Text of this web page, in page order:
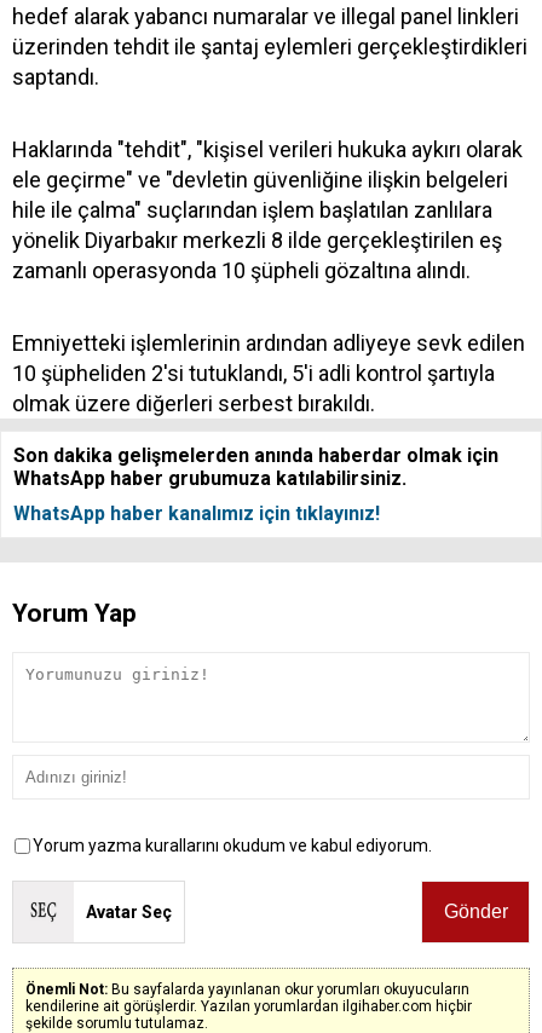
hedef alarak yabancı numaralar ve illegal panel linkleri
üzerinden tehdit ile şantaj eylemleri gerçekleştirdikleri
saptandı.
Haklarında "tehdit", "kişisel verileri hukuka aykırı olarak
ele geçirme" ve "devletin güvenliğine ilişkin belgeleri
hile ile çalma" suçlarından işlem başlatılan zanlılara
yönelik Diyarbakır merkezli 8 ilde gerçekleştirilen eş
zamanlı operasyonda 10 şüpheli gözaltına alındı.
Emniyetteki işlemlerinin ardından adliyeye sevk edilen
10 şüpheliden 2'si tutuklandı, 5'i adli kontrol şartıyla
olmak üzere diğerleri serbest bırakıldı.
Son dakika gelişmelerden anında haberdar olmak için
WhatsApp haber grubumuza katılabilirsiniz.
WhatsApp haber kanalımız için tıklayınız!
Yorum Yap
Yorum yazma kurallarını okudum ve kabul ediyorum.
Avatar Seç
Önemli Not: Bu sayfalarda yayınlanan okur yorumları okuyucuların
kendilerine ait görüşlerdir. Yazılan yorumlardan ilgihaber.com hiçbir
şekilde sorumlu tutulamaz.